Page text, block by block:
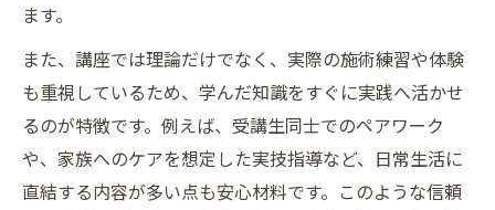
ます。
また、講座では理論だけでなく、実際の施術練習や体験
も重視しているため、学んだ知識をすぐに実践へ活かせ
るのが特徴です。例えば、受講生同士でのペアワーク
や、家族へのケアを想定した実技指導など、日常生活に
直結する内容が多い点も安心材料です。このような信頼